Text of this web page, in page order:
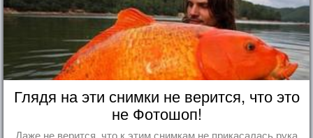
Глядя на эти снимки не верится, что это
не Фотошоп!
Даже не верится, что к этим снимкам не прикасалась рука